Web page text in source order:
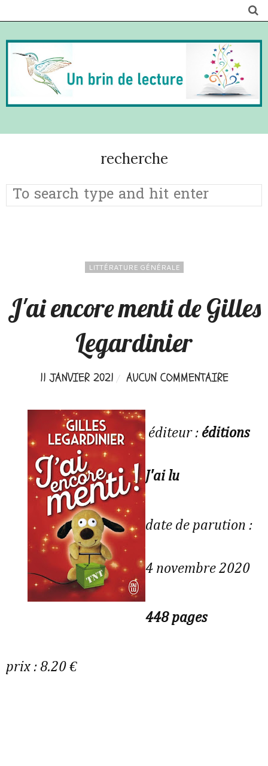
recherche
LITTÉRATURE GÉNÉRALE
J'ai encore menti de Gilles
Legardinier
11 JANVIER 2021 AUCUN COMMENTAIRE
éditeur : éditions
J'ai lu
date de parution :
4 novembre 2020
448 pages
prix : 8.20 €